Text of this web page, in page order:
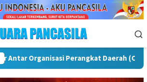
IPeKB Ke-19, Plt Bupati Rejang